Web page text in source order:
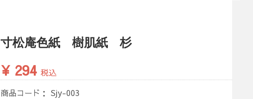
寸松庵色紙 樹肌紙 杉
¥ 294 税込
商品コード： Sjy-003